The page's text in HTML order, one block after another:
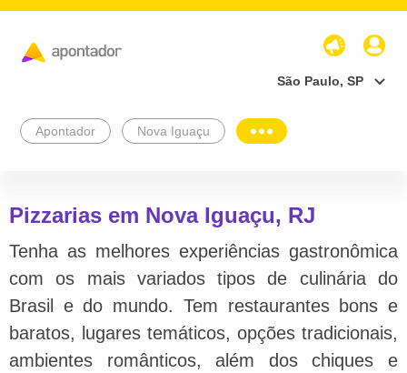
São Paulo, SP
Apontador Nova Iguaçu
Pizzarias em Nova Iguaçu, RJ
Tenha as melhores experiências gastronômica
com os mais variados tipos de culinária do
Brasil e do mundo. Tem restaurantes bons e
baratos, lugares temáticos, opções tradicionais,
ambientes românticos, além dos chiques e